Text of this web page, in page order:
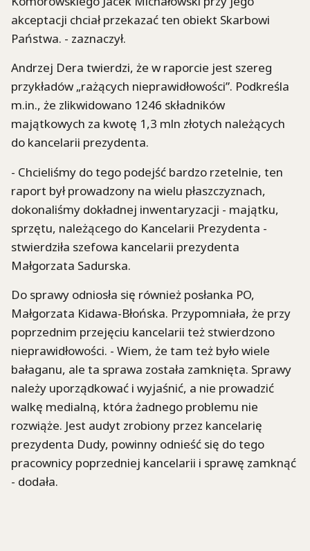
akceptacji chciał przekazać ten obiekt Skarbowi
Państwa. - zaznaczył.
Andrzej Dera twierdzi, że w raporcie jest szereg
przykładów „rażących nieprawidłowości”. Podkreśla
m.in., że zlikwidowano 1246 składników
majątkowych za kwotę 1,3 mln złotych należących
do kancelarii prezydenta.
- Chcieliśmy do tego podejść bardzo rzetelnie, ten
raport był prowadzony na wielu płaszczyznach,
dokonaliśmy dokładnej inwentaryzacji - majątku,
sprzętu, należącego do Kancelarii Prezydenta -
stwierdziła szefowa kancelarii prezydenta
Małgorzata Sadurska.
Do sprawy odniosła się również posłanka PO,
Małgorzata Kidawa-Błońska. Przypomniała, że przy
poprzednim przejęciu kancelarii też stwierdzono
nieprawidłowości. - Wiem, że tam też było wiele
bałaganu, ale ta sprawa została zamknięta. Sprawy
należy uporządkować i wyjaśnić, a nie prowadzić
walkę medialną, która żadnego problemu nie
rozwiąże. Jest audyt zrobiony przez kancelarię
prezydenta Dudy, powinny odnieść się do tego
pracownicy poprzedniej kancelarii i sprawę zamknąć
- dodała.